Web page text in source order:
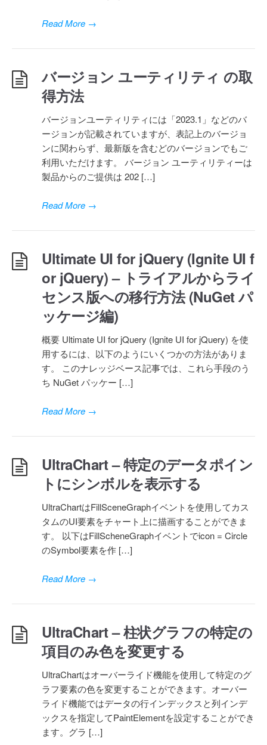
Read More →
バージョン ユーティリティ の取
得方法
バージョンユーティリティには「2023.1」などのバ
ージョンが記載されていますが、表記上のバージョ
ンに関わらず、最新版を含むどのバージョンでもご
利用いただけます。 バージョン ユーティリティーは
製品からのご提供は 202 […]
Read More →
Ultimate UI for jQuery (Ignite UI f
or jQuery) – トライアルからライ
センス版への移行方法 (NuGet パ
ッケージ編)
概要 Ultimate UI for jQuery (Ignite UI for jQuery) を使
用するには、以下のようにいくつかの方法がありま
す。 このナレッジベース記事では、これら手段のう
ち NuGet パッケー […]
Read More →
UltraChart – 特定のデータポイン
トにシンボルを表示する
UltraChartはFillSceneGraphイベントを使用してカス
タムのUI要素をチャート上に描画することができま
す。 以下はFillScheneGraphイベントでicon = Circle
のSymbol要素を作 […]
Read More →
UltraChart – 柱状グラフの特定の
項目のみ色を変更する
UltraChartはオーバーライド機能を使用して特定のグ
ラフ要素の色を変更することができます。オーバー
ライド機能ではデータの行インデックスと列インデ
ックスを指定してPaintElementを設定することができ
ます。グラ […]